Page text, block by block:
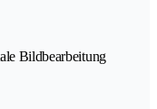
Bildbearbeitung